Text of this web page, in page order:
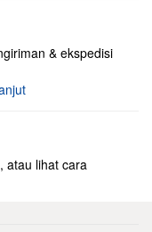
& ekspedisi
atau lihat cara